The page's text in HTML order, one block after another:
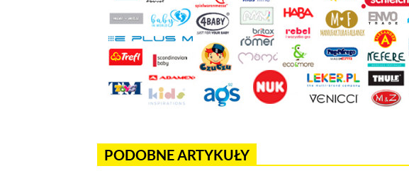
PODOBNE ARTYKUŁY
Niezbędne pliki cookies
Te pliki cookies pozostają zawsze aktywne i nie masz
funkcjonują m.in. formularze na stronie oraz
w plikach cookies własnych zapisywana jest informacja
Korzystamy z Google Analytics, czyli narzędzia
użytkowników na naszej stronie. Kod śledzący Google